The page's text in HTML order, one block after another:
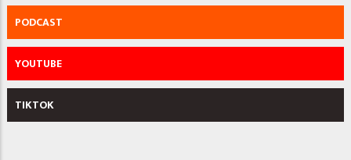
PODCAST
YOUTUBE
TIKTOK